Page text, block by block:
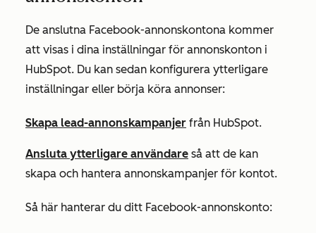
De anslutna Facebook-annonskontona kommer
att visas i dina inställningar för annonskonton i
HubSpot. Du kan sedan konfigurera ytterligare
inställningar eller börja köra annonser:
Skapa lead-annonskampanjer från HubSpot.
Ansluta ytterligare användare så att de kan
skapa och hantera annonskampanjer för kontot.
Så här hanterar du ditt Facebook-annonskonto: